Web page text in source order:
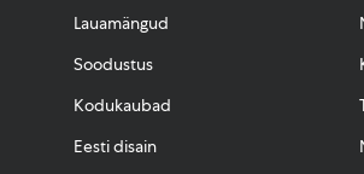
Lauamängud
Soodustus
Kodukaubad
Eesti disain